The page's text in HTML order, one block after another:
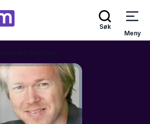
Søk
Meny